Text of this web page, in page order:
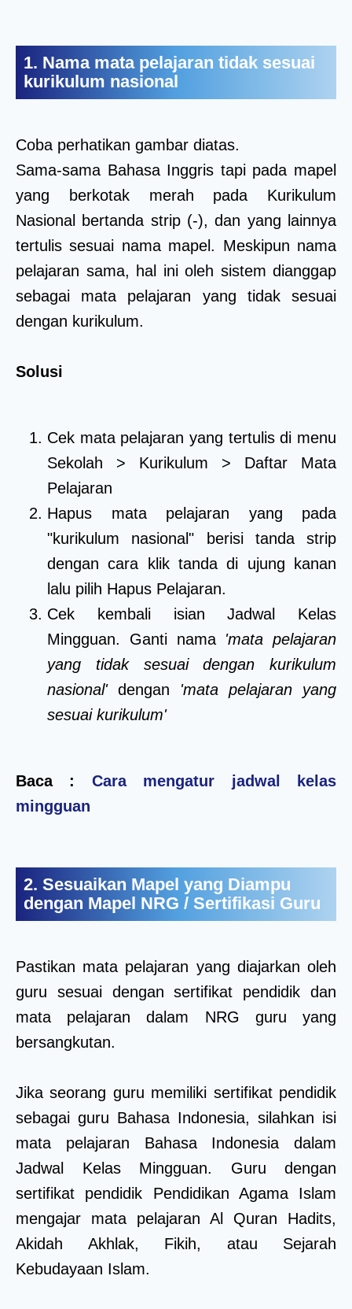
1. Nama mata pelajaran tidak sesuai
kurikulum nasional
Coba perhatikan gambar diatas.
Sama-sama Bahasa Inggris tapi pada mapel
yang berkotak merah pada Kurikulum
Nasional bertanda strip (-), dan yang lainnya
tertulis sesuai nama mapel. Meskipun nama
pelajaran sama, hal ini oleh sistem dianggap
sebagai mata pelajaran yang tidak sesuai
dengan kurikulum.
Solusi
Cek mata pelajaran yang tertulis di menu
Sekolah > Kurikulum > Daftar Mata
Pelajaran
Hapus mata pelajaran yang pada
"kurikulum nasional" berisi tanda strip
dengan cara klik tandadi ujung kanan
lalu pilih Hapus Pelajaran.
Cek kembali isian Jadwal Kelas
Mingguan. Ganti nama 'mata pelajaran
yang tidak sesuai dengan kurikulum
nasional'dengan 'mata pelajaran yang
sesuai kurikulum'
Baca :
Cara mengatur jadwal kelas
mingguan
2. Sesuaikan Mapel yang Diampu
dengan Mapel NRG / Sertifikasi Guru
Pastikan mata pelajaran yang diajarkan oleh
guru sesuai dengan sertifikat pendidik dan
mata pelajaran dalam NRG guru yang
bersangkutan.
Jika seorang guru memiliki sertifikat pendidik
sebagai guru Bahasa Indonesia, silahkan isi
mata pelajaran Bahasa Indonesia dalam
Jadwal Kelas Mingguan. Guru dengan
sertifikat pendidik Pendidikan Agama Islam
mengajar mata pelajaran Al Quran Hadits,
Akidah Akhlak, Fikih, atau Sejarah
Kebudayaan Islam.